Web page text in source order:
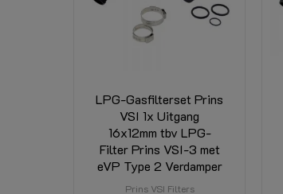
LPG-Gasfilterset Prins
VSI 1x Uitgang
16x12mm tbv LPG-
Filter Prins VSI-3 met
eVP Type 2 Verdamper
Prins VSI Filters